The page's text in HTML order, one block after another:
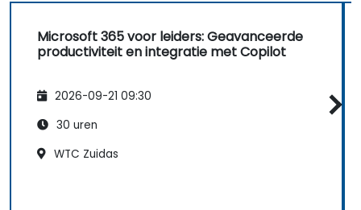
Microsoft 365 voor leiders: Geavanceerde
productiviteit en integratie met Copilot
2026-09-21 09:30
30 uren
WTC Zuidas